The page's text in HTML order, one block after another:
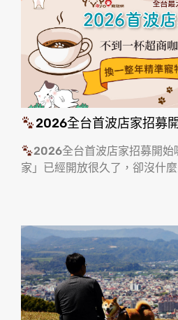
2026全台首波店家招募
2026全台首波店家招募開始
家」已經開放很久了，卻沒什